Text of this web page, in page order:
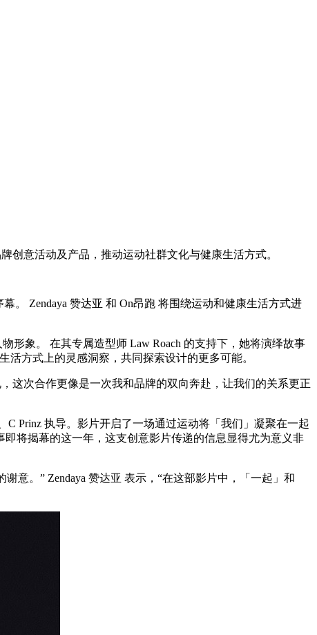
创意活动及产品，推动运动社群文化与健康生活方式。
。 Zendaya 赞达亚 和 On昂跑 将围绕运动和健康生活方式进
形象。 在其专属造型师 Law Roach 的支持下，她将演绎故事
生活方式上的灵感洞察，共同探索设计的更多可能。
这次合作更像是一次我和品牌的双向奔赴，让我们的关系更正
C Prinz 执导。影片开启了一场通过运动将「我们」凝聚在一起
将揭幕的这一年，这支创意影片传递的信息显得尤为意义非
意。” Zendaya 赞达亚 表示，“在这部影片中，「一起」和